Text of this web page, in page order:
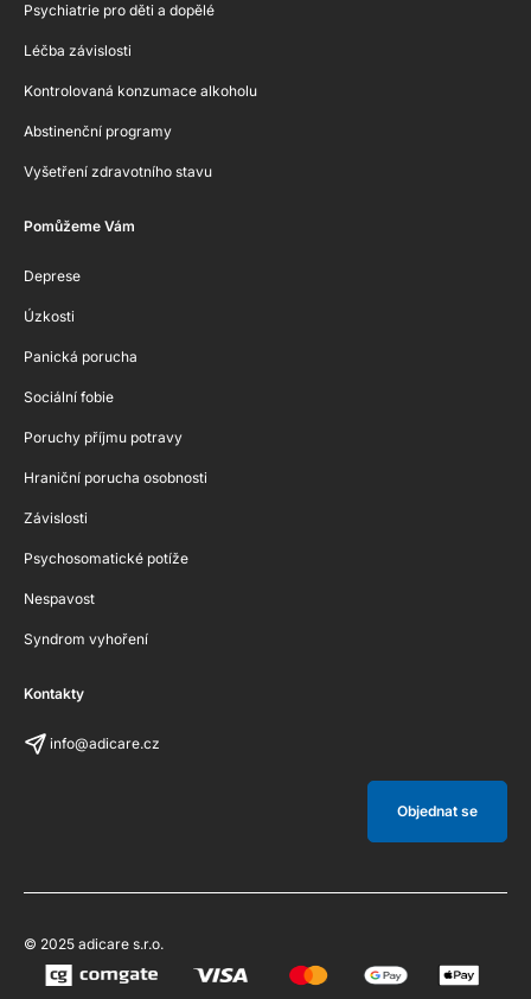
Psychiatrie pro děti a dopělé
Léčba závislosti
Kontrolovaná konzumace alkoholu
Abstinenční programy
Vyšetření zdravotního stavu
Pomůžeme Vám
Deprese
Úzkosti
Panická porucha
Sociální fobie
Poruchy příjmu potravy
Hraniční porucha osobnosti
Závislosti
Psychosomatické potíže
Nespavost
Syndrom vyhoření
Kontakty
info@adicare.cz
Objednat se
© 2025 adicare s.r.o.